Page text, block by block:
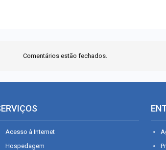
Comentários estão fechados.
Acesso à Internet
Hospedagem